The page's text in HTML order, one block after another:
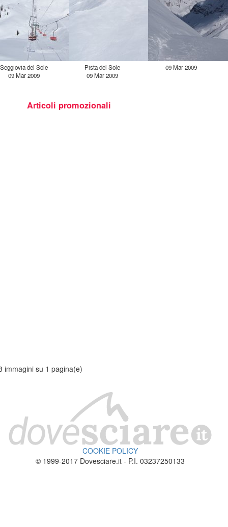
Seggiovia del Sole
09 Mar 2009
Pista del Sole
09 Mar 2009
09 Mar 2009
immagini su 1 pagina(e)
COOKIE POLICY
© 1999-2017 Dovesciare.it - P.I. 03237250133